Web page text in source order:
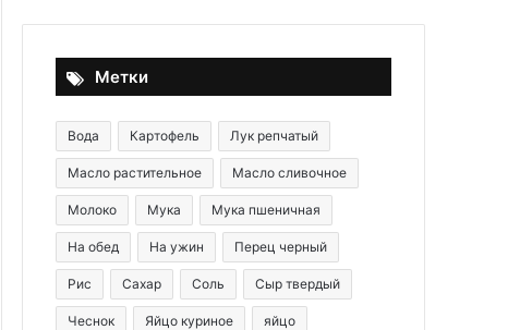
Метки
Вода Картофель Лук репчатый
Масло растительное Масло сливочное
Молоко Мука Мука пшеничная
На обед На ужин Перец черный
Рис Сахар Соль Сыр твердый
Чеснок Яйцо куриное яйцо